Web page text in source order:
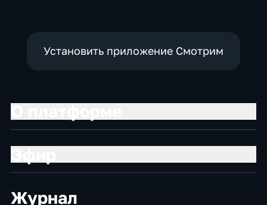
Установить приложение Смотрим
Журнал